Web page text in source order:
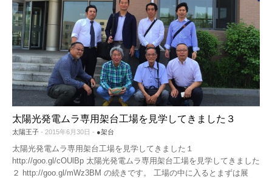
●太陽光発電のリスク・デメリット
▲ご注意ください！詐欺事例紹介
●金融対策・資金調達
●太陽光発電所経営
●施工会社
●パネル
●雑草対策
●保険
●分譲
●自作キット
セミナー動画販売
太陽光発電ムラオフライン活動「しげる会」
●体験会
ソーラーシェアリングとは
フェンス
防草シート
業務委託
分譲紹介・販売
機器レンタル
特定商取引法に基づく表記
プライバシーポリシー
FACEBOOKページ
FACEBOOKグループ
太陽光発電ムラの目指すこと
太陽光発電ムラ専用架台工場を見学してきました３
太陽王子 - 2015年6月30日 - ●架台
太陽光発電ムラ専用架台工場を見学してきました１
http://goo.gl/cOUlBp 太陽光発電ムラ専用架台工場を見学してきました
２ http://goo.gl/mWz3BM の続きです。 工場の中に入るとまずは展